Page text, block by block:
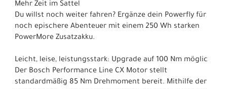
Mehr Zeit im Sattel
Du willst noch weiter fahren? Ergänze dein Powerfly für
noch epischere Abenteuer mit einem 250 Wh starken
PowerMore Zusatzakku.
Leicht, leise, leistungsstark: Upgrade auf 100 Nm möglic
Der Bosch Performance Line CX Motor stellt
standardmäßig 85 Nm Drehmoment bereit. Mithilfe der